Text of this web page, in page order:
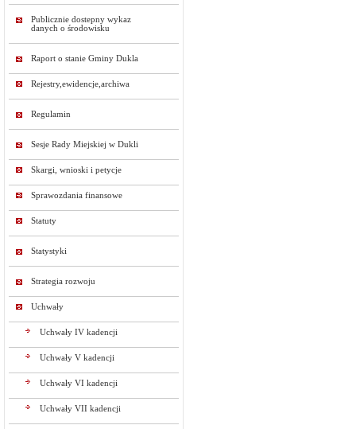
Publicznie dostepny wykaz
danych o środowisku
Raport o stanie Gminy Dukla
Rejestry,ewidencje,archiwa
Regulamin
Sesje Rady Miejskiej w Dukli
Skargi, wnioski i petycje
Sprawozdania finansowe
Statuty
Statystyki
Strategia rozwoju
Uchwały
Uchwały IV kadencji
Uchwały V kadencji
Uchwały VI kadencji
Uchwały VII kadencji